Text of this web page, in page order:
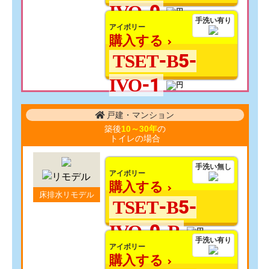
IVO-0
手洗い有り
アイボリー
購入する
TSET-B5-
IVO-1
戸建・マンション
築後10～30年の
トイレの場合
床排水リモデル
手洗い無し
アイボリー
購入する
TSET-B5-
IVO-0-R
手洗い有り
アイボリー
購入する